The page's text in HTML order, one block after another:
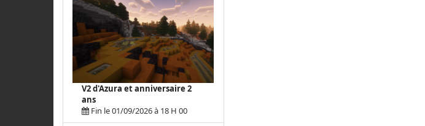
V2 d'Azura et anniversaire 2
ans
Fin le 01/09/2026 à 18 H 00